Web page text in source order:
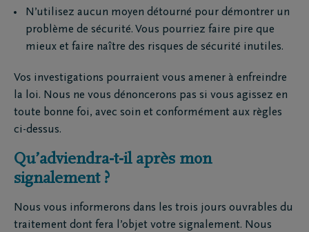
N’utilisez aucun moyen détourné pour démontrer un
problème de sécurité. Vous pourriez faire pire que
mieux et faire naître des risques de sécurité inutiles.
Vos investigations pourraient vous amener à enfreindre
la loi. Nous ne vous dénoncerons pas si vous agissez en
toute bonne foi, avec soin et conformément aux règles
ci-dessus.
Qu’adviendra-t-il après mon
signalement ?
Nous vous informerons dans les trois jours ouvrables du
traitement dont fera l’objet votre signalement. Nous